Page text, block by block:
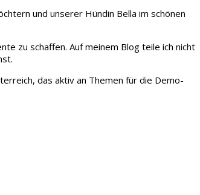
und unserer Hündin Bella im schönen
zu schaffen. Auf meinem Blog teile ich nicht
das aktiv an Themen für die Demo-